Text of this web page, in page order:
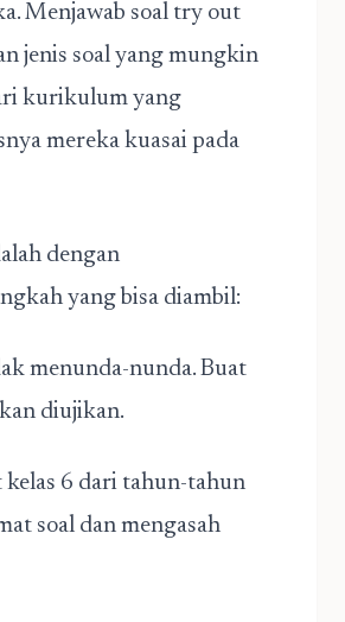
Menjawab soal try out
jenis soal yang mungkin
kurikulum yang
mereka kuasai pada
dengan
yang bisa diambil:
menunda-nunda. Buat
diujikan.
kelas 6 dari tahun-tahun
soal dan mengasah